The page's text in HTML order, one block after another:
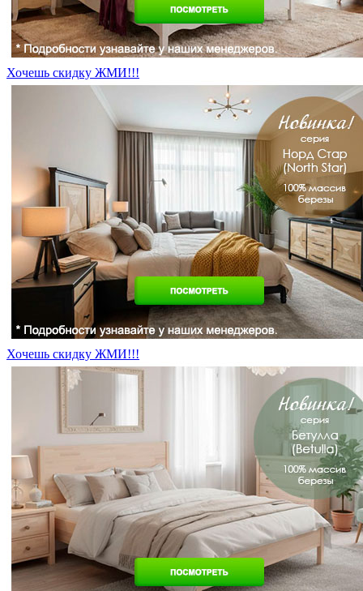
Хочешь скидку ЖМИ!!!
Хочешь скидку ЖМИ!!!